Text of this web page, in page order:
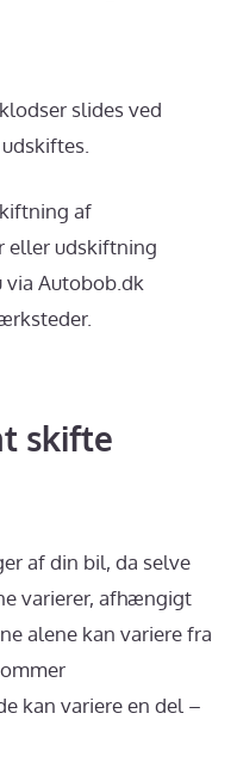
slides ved
af
eller udskiftning
via Autobob.dk
skifte
af din bil, da selve
varierer, afhængigt
alene kan variere fra
kan variere en del –